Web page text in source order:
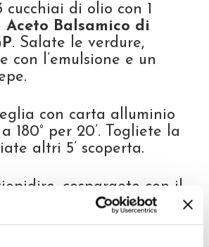
cucchiai di olio con 1
Aceto Balsamico di
. Salate le verdure,
con l’emulsione e un
con carta alluminio
180° per 20’. Togliete la
altri 5’ scoperta.
cospargete con il
l’origano fresco